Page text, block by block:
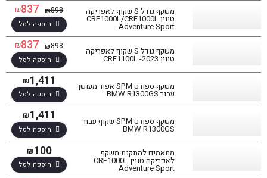
משקף גודל S שקוף לאפריקה
טווין CRF1000L/CRF1000L
Adventure Sport
₪898
₪837
הוספה לסל
משקף גודל S שקוף לאפריקה
טווין CRF1100L -2023
₪898
₪837
הוספה לסל
משקף ספורט SPM אפור מעושן
עבור BMW R1300GS
₪1,411
הוספה לסל
משקף ספורט SPM שקוף עבור
BMW R1300GS
₪1,411
הוספה לסל
מתאמים להתקנת משקף
לאפריקה טווין CRF1000L
Adventure Sport
₪100
הוספה לסל